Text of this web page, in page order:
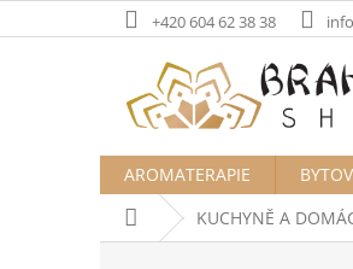
na
+420 604 62 38 38
AROMATERAPIE
Domů KUCHYNĚ A